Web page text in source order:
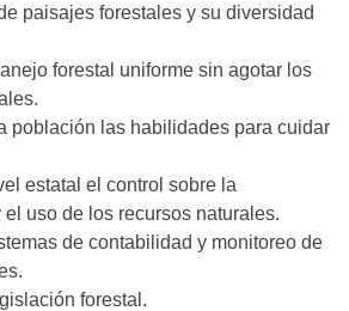
paisajes forestales y su diversidad
forestal uniforme sin agotar los
población las habilidades para cuidar
estatal el control sobre la
uso de los recursos naturales.
de contabilidad y monitoreo de
forestal.